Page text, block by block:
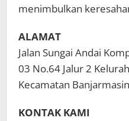
menimbulkan
ALAMAT
Jalan Sungai Andai
03 No.64 Jalur 2
Kecamatan
KONTAK KAMI